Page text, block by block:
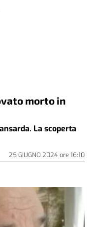
morto in
La scoperta
25 GIUGNO 2024ore 16:10